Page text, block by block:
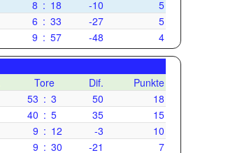
8 : 18 -10
5
6 : 33 -27
5
9 : 57 -48 4
Tore Dif.
Punkte
53 : 3 50
18
40 : 5 35
15
9 : 12 -3
10
9 : 30 -21
7